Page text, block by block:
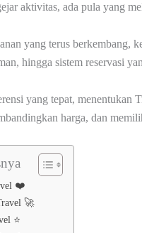
aktivitas, ada pula yang
yang terus berkembang,
hingga sistem reservasi
yang tepat, menentukan
harga, dan
❤️
🚀
⭐